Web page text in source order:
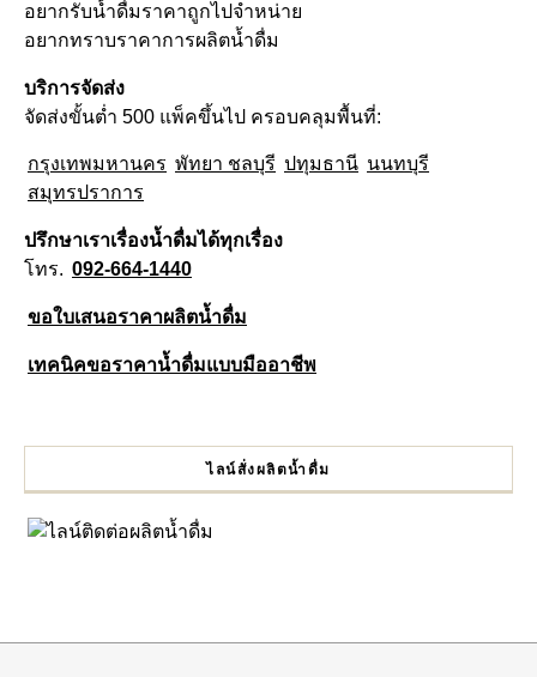
อยากรับน้ำดื่มราคาถูกไปจำหน่าย
อยากทราบราคาการผลิตน้ำดื่ม
บริการจัดส่ง
จัดส่งขั้นต่ำ 500 แพ็คขึ้นไป ครอบคลุมพื้นที่:
กรุงเทพมหานคร พัทยา ชลบุรี ปทุมธานี นนทบุรี
สมุทรปราการ
ปรึกษาเราเรื่องน้ำดื่มได้ทุกเรื่อง
โทร. 092-664-1440
ขอใบเสนอราคาผลิตน้ำดื่ม
เทคนิคขอราคาน้ำดื่มแบบมืออาชีพ
ไลน์สั่งผลิตน้ำดื่ม